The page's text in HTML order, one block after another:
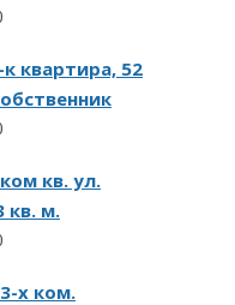
квартира, 52
кв. ул.
кв. м.
х ком.